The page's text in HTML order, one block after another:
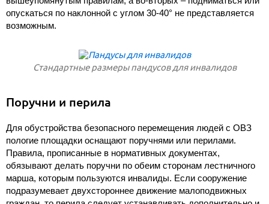
опускаться по наклонной с углом 30-40° не представляется
возможным.
Стандартные размеры пандусов для инвалидов
Поручни и перила
Для обустройства безопасного перемещения людей с ОВЗ
пологие площадки оснащают поручнями или перилами.
Правила, прописанные в нормативных документах,
обязывают делать поручни по обеим сторонам лестничного
марша, которым пользуются инвалиды. Если сооружение
подразумевает двухстороннее движение малоподвижных